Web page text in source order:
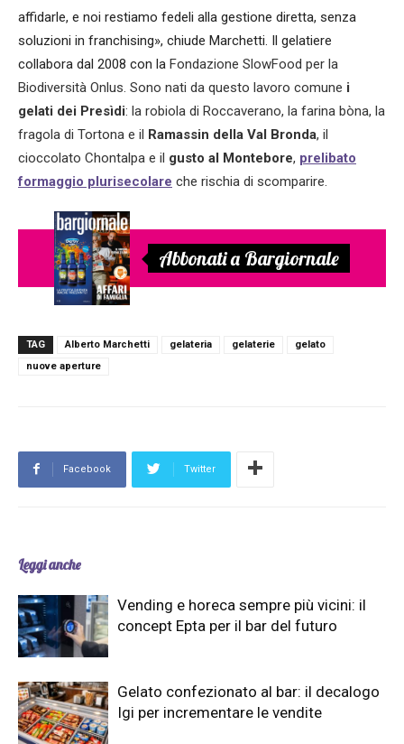
affidarle, e noi restiamo fedeli alla gestione diretta, senza
soluzioni in franchising», chiude Marchetti. Il gelatiere
collabora dal 2008 con la Fondazione SlowFood per la
Biodiversità Onlus. Sono nati da questo lavoro comune i
gelati dei Presìdi: la robiola di Roccaverano, la farina bòna, la
fragola di Tortona e il Ramassin della Val Bronda, il
cioccolato Chontalpa e il gusto al Montebore, prelibato
formaggio plurisecolare che rischia di scomparire.
Abbonati a Bargiornale
TAG Alberto Marchetti gelateria gelaterie
gelato
nuove aperture
Facebook Twitter
Leggi anche
Vending e horeca sempre più vicini: il
concept Epta per il bar del futuro
Gelato confezionato al bar: il decalogo
Igi per incrementare le vendite